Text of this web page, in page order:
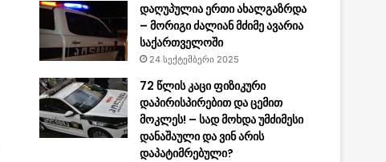
დაღუპულია ერთი ახალგაზრდა
– მორიგი ძალიან მძიმე ავარია
საქართველოში
24 სექტემბერი 2025
72 წლის კაცი ფიზიკური
დაპირისპირებით და ცემით
მოკლეს! – სად მოხდა უმძიმესი
დანაშაული და ვინ არის
დაპატიმრებული?